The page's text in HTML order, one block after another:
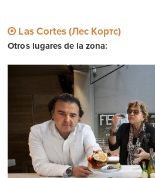
Las Cortes (Лес Кортс)
Otros lugares de la zona: